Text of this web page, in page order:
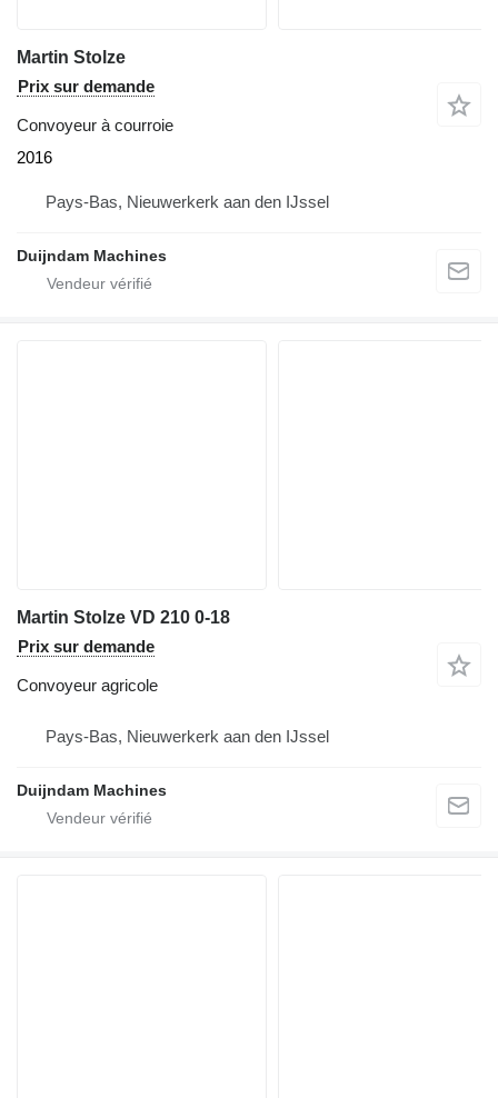
Martin Stolze
Prix sur demande
Convoyeur à courroie
2016
Pays-Bas, Nieuwerkerk aan den IJssel
Duijndam Machines
Martin Stolze VD 210 0-18
Prix sur demande
Convoyeur agricole
Pays-Bas, Nieuwerkerk aan den IJssel
Duijndam Machines